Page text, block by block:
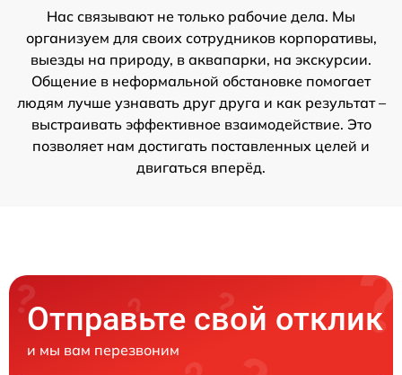
Нас связывают не только рабочие дела. Мы
организуем для своих сотрудников корпоративы,
выезды на природу, в аквапарки, на экскурсии.
Общение в неформальной обстановке помогает
людям лучше узнавать друг друга и как результат –
выстраивать эффективное взаимодействие. Это
позволяет нам достигать поставленных целей и
двигаться вперёд.
Отправьте свой отклик
и мы вам перезвоним